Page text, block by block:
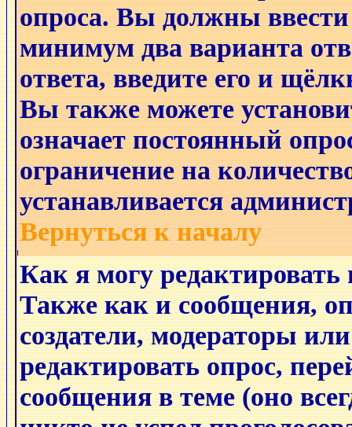
опроса. Вы должны ввести
минимум два варианта
ответа, введите его и
Вы также можете
означает постоянный
ограничение на
устанавливается
Вернуться к началу
Как я могу редактировать
Также как и сообщения,
создатели, модераторы
редактировать опрос,
сообщения в теме (оно